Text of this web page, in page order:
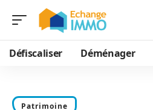
Défiscaliser Déménager
Patrimoine